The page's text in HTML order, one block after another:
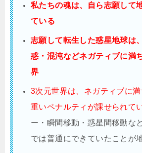
私たちの魂は、自ら志願して
ている
志願して転生した惑星地球は
惑・混沌などネガティブに満
界
3次元世界は、ネガティブに満
重いペナルティが課せられて
ー・瞬間移動・惑星間移動な
では普通にできていたことが